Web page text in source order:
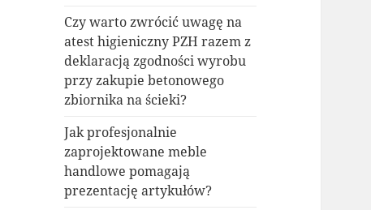
Czy warto zwrócić uwagę na
atest higieniczny PZH razem z
deklaracją zgodności wyrobu
przy zakupie betonowego
zbiornika na ścieki?
Jak profesjonalnie
zaprojektowane meble
handlowe pomagają
prezentację artykułów?